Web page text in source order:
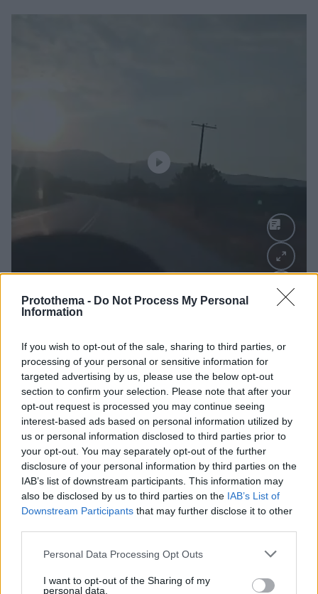
Protothema - Do Not Process My Personal
Information
If you wish to opt-out of the sale, sharing to third parties, or
processing of your personal or sensitive information for
targeted advertising by us, please use the below opt-out
section to confirm your selection. Please note that after your
opt-out request is processed you may continue seeing
interest-based ads based on personal information utilized by
us or personal information disclosed to third parties prior to
your opt-out. You may separately opt-out of the further
disclosure of your personal information by third parties on the
IAB’s list of downstream participants. This information may
also be disclosed by us to third parties on the IAB’s List of
Downstream Participants that may further disclose it to other
Please note that this website/app uses one or more Google
not limited to your visit or usage behaviour. You may click to
Personal Data Processing Opt Outs
I want to opt-out of the Sharing of my
personal data.
«Κάτι απέσπασε την προσοχή του οδηγού»:
Πραγματογνώμονας επιχειρεί να ρίξει φως στα
αίτια του δυστυχήματος στις Σέρρες
«Τα έχω χάσει όλα»: Συντετριμμένος ο
πατέρας και σύζυγος των θυμάτων
στο τροχαίο στις Σέρρες
07.08.2026, 14:57 123
Ανδρομάχη για πρόσφατη εμφάνισή
της: Ένα μεγάλο συγγνώμη που δεν
μπόρεσα να ανταπεξέλθω στο live,
κάποιες φορές το σώμα μας φωνάζει